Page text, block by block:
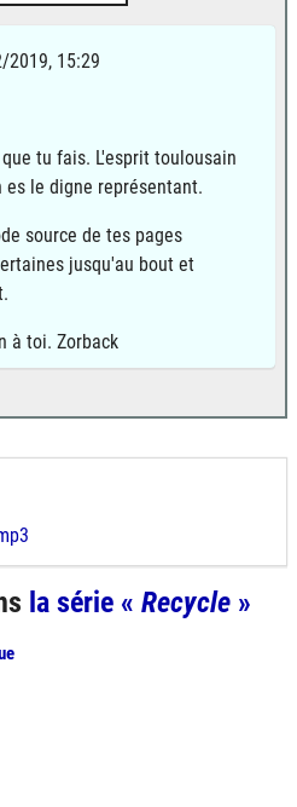
2019, 15:29
tu fais. L'esprit toulousain
le digne représentant.
source de tes pages
jusqu'au bout et
à toi. Zorback
la série « Recycle »